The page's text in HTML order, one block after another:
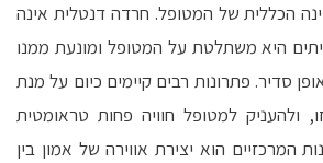
הכללית של המטופל. חרדה דנטלית אינה
היא משתלטת על המטופל ומונעת ממנו
סדיר. פתרונות רבים קיימים כיום על מנת
ולהעניק למטופל חוויה פחות טראומטית
המרכזיים הוא יצירת אווירה של אמון בין